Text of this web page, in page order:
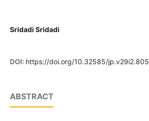
Sridadi Sridadi
DOI: https://doi.org/10.32585/jp.v29i2.805
ABSTRACT